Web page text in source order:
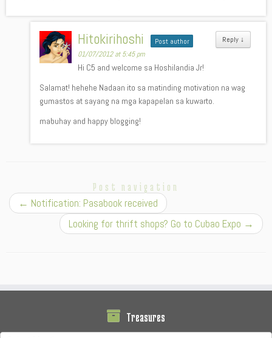
Reply ↓
Hitokirihoshi Post author
01/07/2012 at 5:45 pm
Hi C5 and welcome sa Hoshilandia Jr!
Salamat! hehehe Nadaan ito sa matinding motivation na wag
gumastos at sayang na mga kapapelan sa kuwarto.
mabuhay and happy blogging!
Post navigation
← Notification: Pasabook received
Looking for thrift shops? Go to Cubao Expo →
Treasures